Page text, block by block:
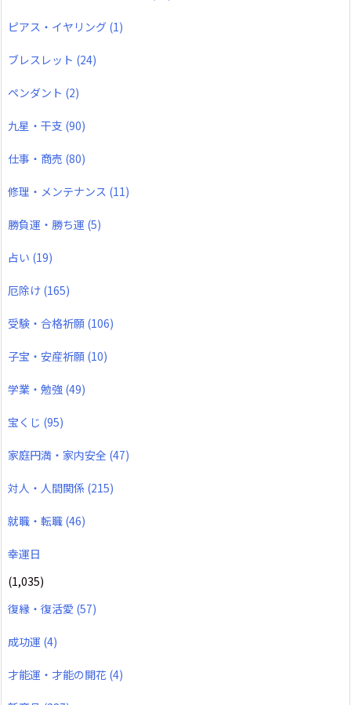
ピアス・イヤリング (1)
ブレスレット (24)
ペンダント (2)
九星・干支 (90)
仕事・商売 (80)
修理・メンテナンス (11)
勝負運・勝ち運 (5)
占い (19)
厄除け (165)
受験・合格祈願 (106)
子宝・安産祈願 (10)
学業・勉強 (49)
宝くじ (95)
家庭円満・家内安全 (47)
対人・人間関係 (215)
就職・転職 (46)
幸運日
(1,035)
復縁・復活愛 (57)
成功運 (4)
才能運・才能の開花 (4)